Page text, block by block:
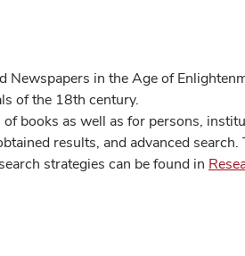
Newspapers in the Age of
of the 18th century.
books as well as for persons,
results, and advanced
strategies can be found in